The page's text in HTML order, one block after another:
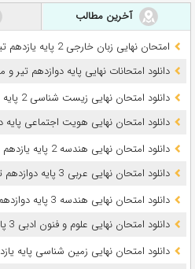
آخرین مطالب
امتحان نهایی زبان خارجی 2 پایه یازدهم تیر و مرداد 1405 + فایل صوتی
دانلود امتحانات نهایی پایه دوازدهم تیر و
دانلود امتحان نهایی زیست شناسی 2 پایه یازدهم تیر 1405 + پاسخ
دانلود امتحان نهایی هویت اجتماعی پایه دوازدهم
دانلود امتحان نهایی هندسه 2 پایه یازدهم تیر 1405 + پاسخ
دانلود امتحان نهایی عربی 3 پایه دوازدهم تیر 1405 + پاسخ
دانلود امتحان نهایی هندسه 3 پایه دوازدهم تیر 1405
دانلود امتحان نهایی علوم و فنون ادبی 3 پایه دوازدهم تیر 1405
دانلود امتحان نهایی زمین شناسی پایه یازدهم